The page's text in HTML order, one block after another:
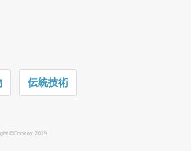
伝統技術
©Oookey 2019